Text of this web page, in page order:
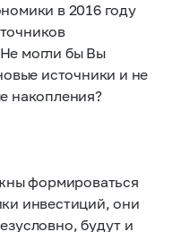
в 2016 году
могли бы Вы
источники и не
накопления?
формироваться
инвестиций, они
будут и